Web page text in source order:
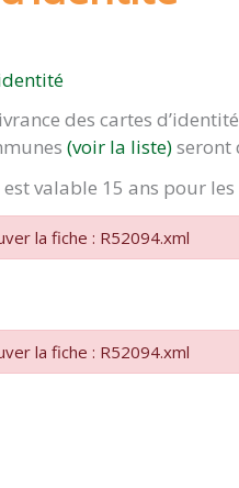
des cartes
(voir la liste)seront
est valable 15 ans pour
la fiche : R52094.xml
la fiche : R52094.xml